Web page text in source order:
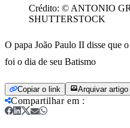
Crédito: © ANTONIO
SHUTTERSTOCK
O papa João Paulo II disse que
foi o dia de seu Batismo
Copiar o link Arquivar artigo
Compartilhar em :